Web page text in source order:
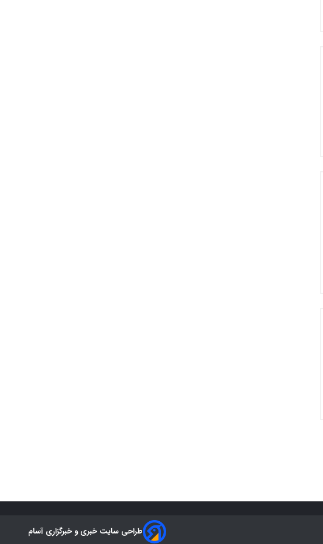
طراحی سایت خبری و خبرگزاری آسام